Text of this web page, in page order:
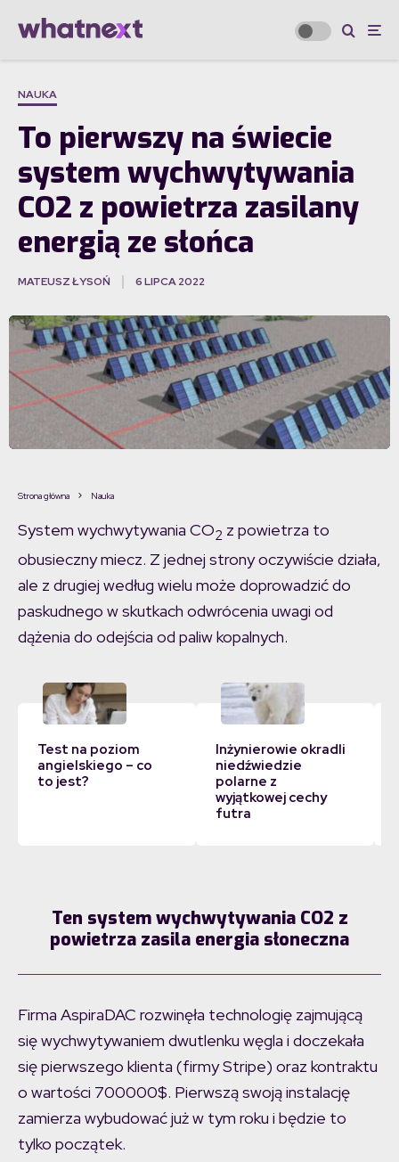
NAUKA
To pierwszy na świecie
system wychwytywania
CO2 z powietrza zasilany
energią ze słońca
MATEUSZ ŁYSOŃ 6 LIPCA 2022
Strona główna Nauka
System wychwytywania CO2 z powietrza to
obusieczny miecz. Z jednej strony oczywiście działa,
ale z drugiej według wielu może doprowadzić do
paskudnego w skutkach odwrócenia uwagi od
dążenia do odejścia od paliw kopalnych.
Test na poziom
angielskiego – co
to jest?
Inżynierowie okradli
niedźwiedzie
polarne z
wyjątkowej cechy
futra
Ten system wychwytywania CO2 z
powietrza zasila energia słoneczna
Firma AspiraDAC rozwinęła technologię zajmującą
się wychwytywaniem dwutlenku węgla i doczekała
się pierwszego klienta (firmy Stripe) oraz kontraktu
o wartości 700000$. Pierwszą swoją instalację
zamierza wybudować już w tym roku i będzie to
tylko początek.